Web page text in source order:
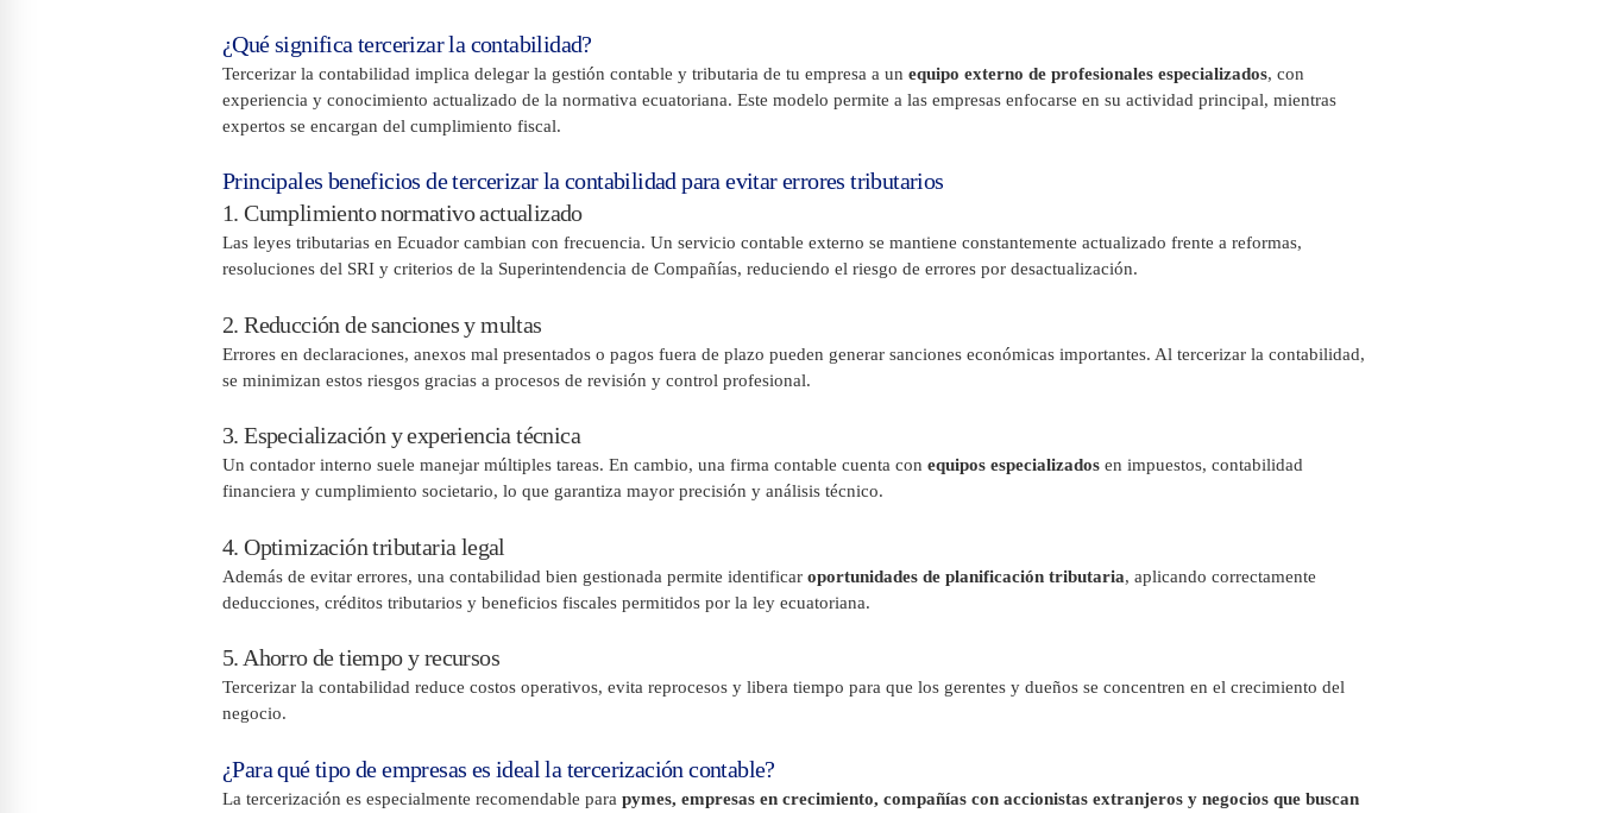
¿Qué significa tercerizar la contabilidad?
Tercerizar la contabilidad implica delegar la gestión contable y tributaria de tu empresa a un equipo externo de profesionales especializados, con
experiencia y conocimiento actualizado de la normativa ecuatoriana. Este modelo permite a las empresas enfocarse en su actividad principal, mientras
expertos se encargan del cumplimiento fiscal.
Principales beneficios de tercerizar la contabilidad para evitar errores tributarios
1. Cumplimiento normativo actualizado
Las leyes tributarias en Ecuador cambian con frecuencia. Un servicio contable externo se mantiene constantemente actualizado frente a reformas,
resoluciones del SRI y criterios de la Superintendencia de Compañías, reduciendo el riesgo de errores por desactualización.
2. Reducción de sanciones y multas
Errores en declaraciones, anexos mal presentados o pagos fuera de plazo pueden generar sanciones económicas importantes. Al tercerizar la contabilidad,
se minimizan estos riesgos gracias a procesos de revisión y control profesional.
3. Especialización y experiencia técnica
Un contador interno suele manejar múltiples tareas. En cambio, una firma contable cuenta con equipos especializados en impuestos, contabilidad
financiera y cumplimiento societario, lo que garantiza mayor precisión y análisis técnico.
4. Optimización tributaria legal
Además de evitar errores, una contabilidad bien gestionada permite identificar oportunidades de planificación tributaria, aplicando correctamente
deducciones, créditos tributarios y beneficios fiscales permitidos por la ley ecuatoriana.
5. Ahorro de tiempo y recursos
Tercerizar la contabilidad reduce costos operativos, evita reprocesos y libera tiempo para que los gerentes y dueños se concentren en el crecimiento del
negocio.
¿Para qué tipo de empresas es ideal la tercerización contable?
La tercerización es especialmente recomendable para pymes, empresas en crecimiento, compañías con accionistas extranjeros y negocios que buscan